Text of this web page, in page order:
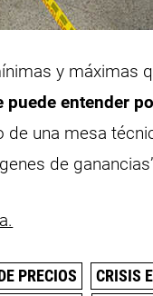
y máximas
entender
una mesa
de
PRECIOS CRISIS